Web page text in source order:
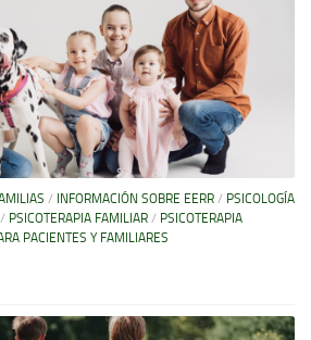
/ INFORMACIÓN SOBRE EERR / PSICOLOGÍA
/ PSICOTERAPIA FAMILIAR / PSICOTERAPIA
PACIENTES Y FAMILIARES